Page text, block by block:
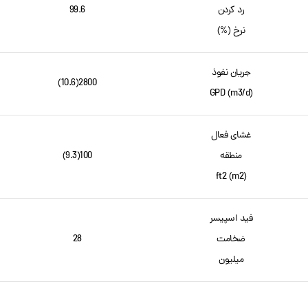
رد کردن
نرخ (%)
99.6
جریان نفوذ
GPD (m3/d)
2800(10.6)
غشای فعال
منطقه
ft2 (m2)
100(9.3)
فید اسپیسر
ضخامت
میلیون
28